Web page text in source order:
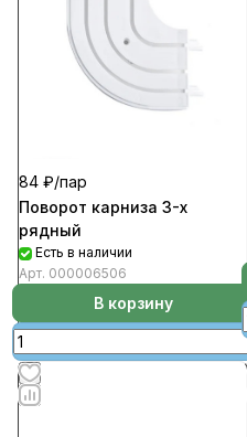
84 ₽/пар
Поворот карниза 3-х
рядный
Есть в наличии
Арт. 000006506
В корзину